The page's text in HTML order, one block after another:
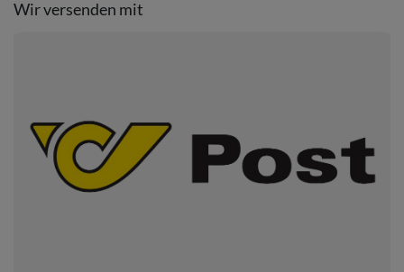
Wir versenden mit